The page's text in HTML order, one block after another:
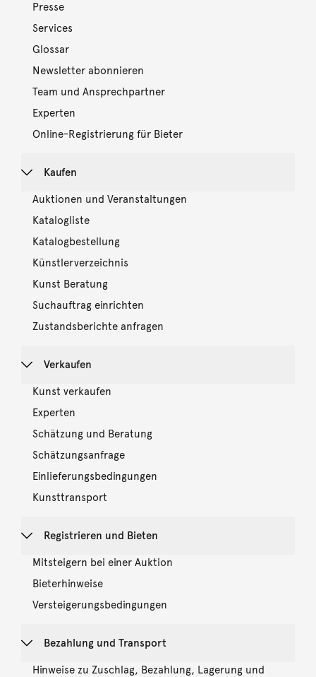
Presse
Services
Glossar
Newsletter abonnieren
Team und Ansprechpartner
Experten
Online-Registrierung für Bieter
Kaufen
Auktionen und Veranstaltungen
Katalogliste
Katalogbestellung
Künstlerverzeichnis
Kunst Beratung
Suchauftrag einrichten
Zustandsberichte anfragen
Verkaufen
Kunst verkaufen
Experten
Schätzung und Beratung
Schätzungsanfrage
Einlieferungsbedingungen
Kunsttransport
Registrieren und Bieten
Mitsteigern bei einer Auktion
Bieterhinweise
Versteigerungsbedingungen
Bezahlung und Transport
Hinweise zu Zuschlag, Bezahlung, Lagerung und